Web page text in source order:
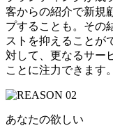
客からの紹介で新規
プすることも。その
ストを抑えることが
対して、更なるサー
ことに注力できます。
あなたの欲しい